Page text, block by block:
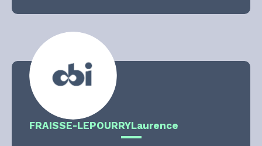
FRAISSE-LEPOURRYLaurence